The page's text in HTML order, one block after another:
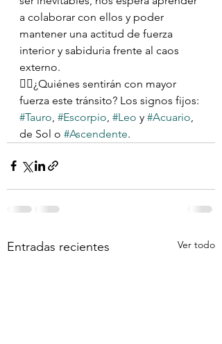
a colaborar con ellos y poder
mantener una actitud de fuerza
interior y sabiduria frente al caos
externo.
👉🏻¿Quiénes sentirán con mayor
fuerza este tránsito? Los signos fijos:
#Tauro, #Escorpio, #Leo y #Acuario,
de Sol o #Ascendente.
Entradas recientes Ver todo